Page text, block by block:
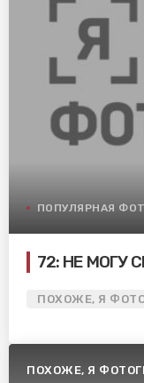
ПОПУЛЯРНАЯ
72: НЕ МОГУ
ПОХОЖЕ, Я
ПОХОЖЕ, Я